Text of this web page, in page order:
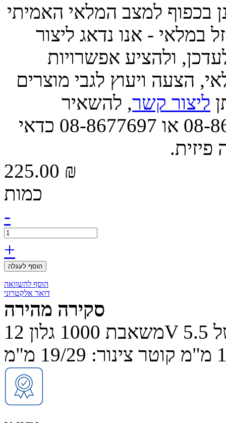
בכפוף למצב המלאי האמיתי
במלאי - אנו נדאג ליצור
ולהציע אפשרויות
הצעה ויעוץ לגבי מוצרים
ליצור קשר, להשאיר
הודעה, או לפנות אלינו בטל' 08-8677663 או 08-8677697 כדאי
פיזית.
225.00 ₪
כמות
-
+
הוסף לעגלה
הוסף להשוואה
דואר אלקטרוני
סקירה מהירה
משאבת 1000 גלון 12V עם צריכה של 5.5A. קוטר בסיס: 88 מ"מ